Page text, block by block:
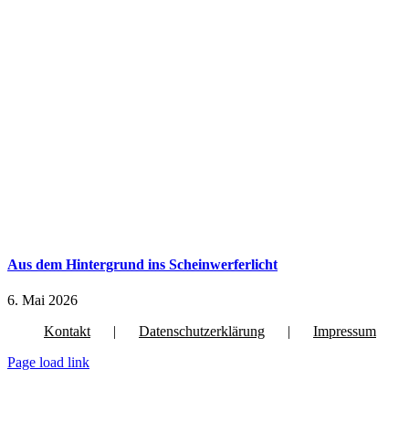
Aus dem Hintergrund ins Scheinwerferlicht
6. Mai 2026
Kontakt
Datenschutzerklärung
Impressum
Page load link